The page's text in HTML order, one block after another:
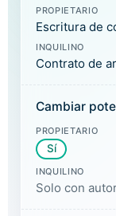
PROPIETARIO
Escritura de
INQUILINO
Contrato de
Cambiar
PROPIETARIO
Sí
INQUILINO
Solo con